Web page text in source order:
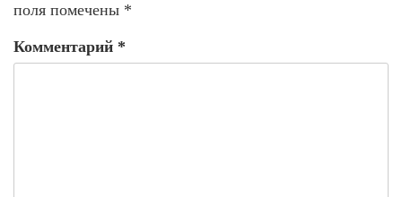
поля помечены *
Комментарий *